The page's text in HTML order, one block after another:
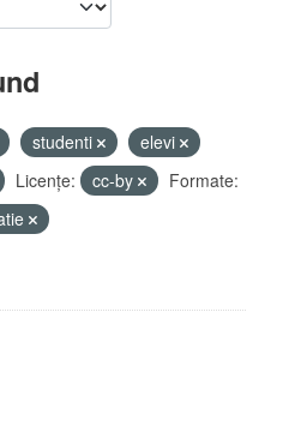
studenti
elevi
Licenţe: cc-by
Formate: